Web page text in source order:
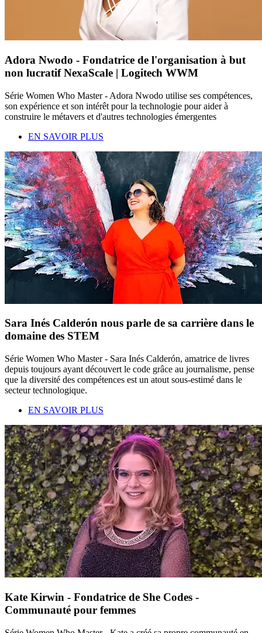
Adora Nwodo - Fondatrice de l'organisation à but
non lucratif NexaScale | Logitech WWM
Série Women Who Master - Adora Nwodo utilise ses compétences,
son expérience et son intérêt pour la technologie pour aider à
construire le métavers et d'autres technologies émergentes
EN SAVOIR PLUS
Sara Inés Calderón nous parle de sa carrière dans le
domaine des STEM
Série Women Who Master - Sara Inés Calderón, amatrice de livres
depuis toujours ayant découvert le code grâce au journalisme, pense
que la diversité des compétences est un atout sous-estimé dans le
secteur technologique.
EN SAVOIR PLUS
Kate Kirwin - Fondatrice de She Codes -
Communauté pour femmes